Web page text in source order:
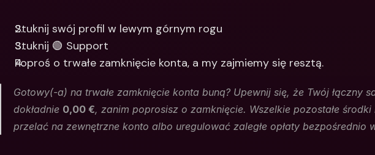
Stuknij swój profil w lewym górnym rogu
Stuknij 🟢 Support
Poproś o trwałe zamknięcie konta, a my zajmiemy się resztą.
Gotowy(-a) na trwałe zamknięcie konta bunq? Upewnij się, że Twój łączny
dokładnie 0,00 €, zanim poprosisz o zamknięcie. Wszelkie pozostałe środki
przelać na zewnętrzne konto albo uregulować zaległe opłaty bezpośrednio